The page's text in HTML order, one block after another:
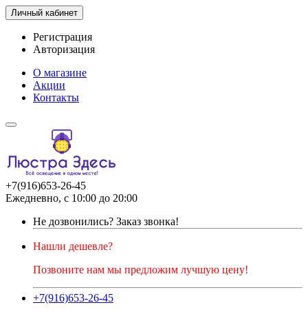
Личный кабинет
Регистрация
Авторизация
О магазине
Акции
Контакты
+7(916)653-26-45
Ежедневно, с 10:00 до 20:00
Не дозвонились? Заказ звонка!
Нашли дешевле?
Позвоните нам мы предложим лучшую цену!
+7(916)653-26-45